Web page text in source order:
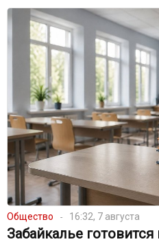
Общество 16:32, 7 августа
Забайкалье